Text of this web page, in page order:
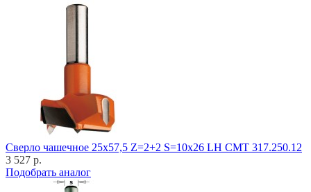
Cверло чашечное 25x57,5 Z=2+2 S=10x26 LH CMT 317.250.12
3 527 р.
Подобрать аналог